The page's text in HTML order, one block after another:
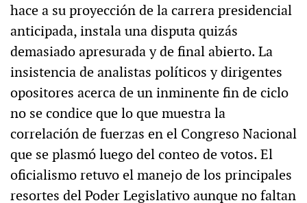
hace a su proyección de la carrera presidencial
anticipada, instala una disputa quizás
demasiado apresurada y de final abierto. La
insistencia de analistas políticos y dirigentes
opositores acerca de un inminente fin de ciclo
no se condice que lo que muestra la
correlación de fuerzas en el Congreso Nacional
que se plasmó luego del conteo de votos. El
oficialismo retuvo el manejo de los principales
resortes del Poder Legislativo aunque no faltan